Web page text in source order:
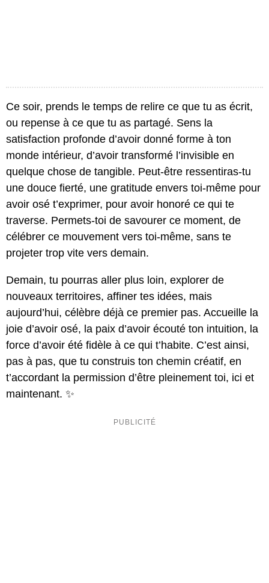
Ce soir, prends le temps de relire ce que tu as écrit,
ou repense à ce que tu as partagé. Sens la
satisfaction profonde d’avoir donné forme à ton
monde intérieur, d’avoir transformé l’invisible en
quelque chose de tangible. Peut-être ressentiras-tu
une douce fierté, une gratitude envers toi-même pour
avoir osé t’exprimer, pour avoir honoré ce qui te
traverse. Permets-toi de savourer ce moment, de
célébrer ce mouvement vers toi-même, sans te
projeter trop vite vers demain.
Demain, tu pourras aller plus loin, explorer de
nouveaux territoires, affiner tes idées, mais
aujourd’hui, célèbre déjà ce premier pas. Accueille la
joie d’avoir osé, la paix d’avoir écouté ton intuition, la
force d’avoir été fidèle à ce qui t’habite. C’est ainsi,
pas à pas, que tu construis ton chemin créatif, en
t’accordant la permission d’être pleinement toi, ici et
maintenant. ✨